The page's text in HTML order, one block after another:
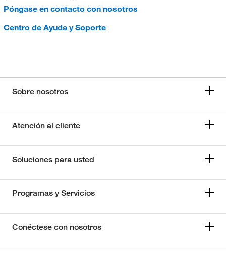
Póngase en contacto con nosotros
Centro de Ayuda y Soporte
Sobre nosotros
Atención al cliente
Soluciones para usted
Programas y Servicios
Conéctese con nosotros